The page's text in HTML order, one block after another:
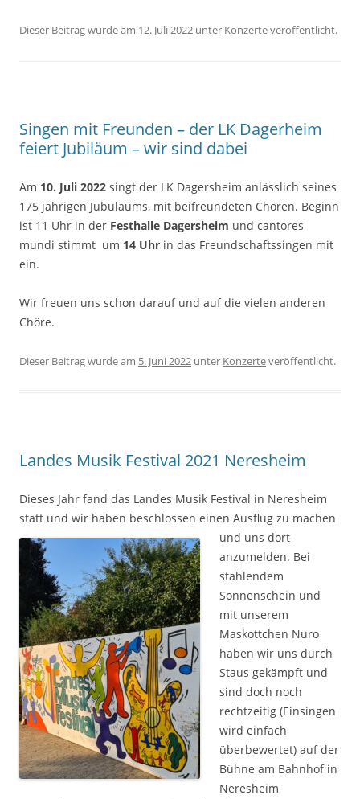
Dieser Beitrag wurde am 12. Juli 2022 unter Konzerteveröffentlicht.
Singen mit Freunden – der LK Dagerheim
feiert Jubiläum – wir sind dabei
Am 10. Juli 2022 singt der LK Dagersheim anlässlich seines
175 jährigen Jubuläums, mit beifreundeten Chören. Beginn
ist 11 Uhr in der Festhalle Dagersheim und cantores
mundi stimmt um 14 Uhr in das Freundschaftssingen mit
ein.
Wir freuen uns schon darauf und auf die vielen anderen
Chöre.
Dieser Beitrag wurde am 5. Juni 2022 unter Konzerteveröffentlicht.
Landes Musik Festival 2021 Neresheim
Dieses Jahr fand das Landes Musik Festival in Neresheim
statt und wir haben beschlossen einen Ausflug zu machen
und uns dort
anzumelden. Bei
stahlendem
Sonnenschein und
mit unserem
Maskottchen Nuro
haben wir uns durch
Staus gekämpft und
sind doch noch
rechtzeitig (Einsingen
wird einfach
überbewertet) auf der
Bühne am Bahnhof in
Neresheim